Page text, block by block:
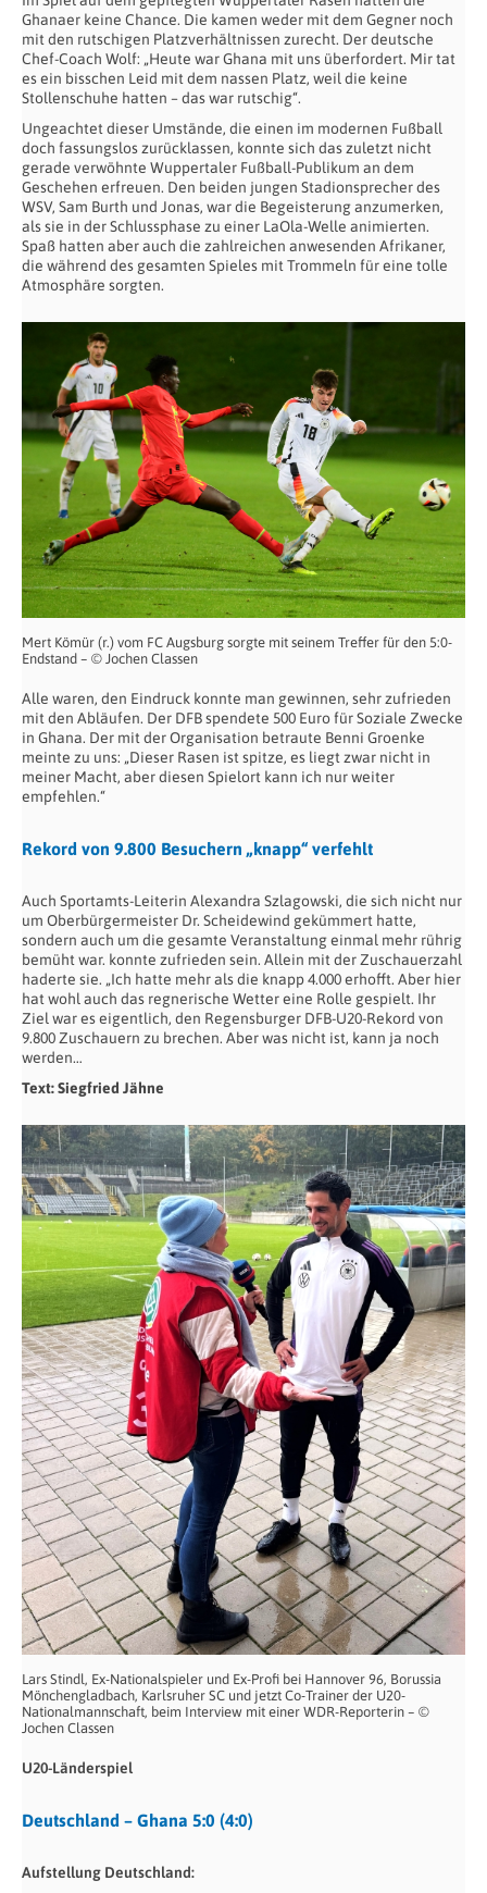
Ghanaer keine Chance. Die kamen weder mit dem Gegner noch
mit den rutschigen Platzverhältnissen zurecht. Der deutsche
Chef-Coach Wolf: „Heute war Ghana mit uns überfordert. Mir tat
es ein bisschen Leid mit dem nassen Platz, weil die keine
Stollenschuhe hatten – das war rutschig“.
Ungeachtet dieser Umstände, die einen im modernen Fußball
doch fassungslos zurücklassen, konnte sich das zuletzt nicht
gerade verwöhnte Wuppertaler Fußball-Publikum an dem
Geschehen erfreuen. Den beiden jungen Stadionsprecher des
WSV, Sam Burth und Jonas, war die Begeisterung anzumerken,
als sie in der Schlussphase zu einer LaOla-Welle animierten.
Spaß hatten aber auch die zahlreichen anwesenden Afrikaner,
die während des gesamten Spieles mit Trommeln für eine tolle
Atmosphäre sorgten.
Mert Kömür (r.) vom FC Augsburg sorgte mit seinem Treffer für den 5:0-
Endstand – © Jochen Classen
Alle waren, den Eindruck konnte man gewinnen, sehr zufrieden
mit den Abläufen. Der DFB spendete 500 Euro für Soziale Zwecke
in Ghana. Der mit der Organisation betraute Benni Groenke
meinte zu uns: „Dieser Rasen ist spitze, es liegt zwar nicht in
meiner Macht, aber diesen Spielort kann ich nur weiter
empfehlen.“
Rekord von 9.800 Besuchern „knapp“ verfehlt
Auch Sportamts-Leiterin Alexandra Szlagowski, die sich nicht nur
um Oberbürgermeister Dr. Scheidewind gekümmert hatte,
sondern auch um die gesamte Veranstaltung einmal mehr rührig
bemüht war. konnte zufrieden sein. Allein mit der Zuschauerzahl
haderte sie. „Ich hatte mehr als die knapp 4.000 erhofft. Aber hier
hat wohl auch das regnerische Wetter eine Rolle gespielt. Ihr
Ziel war es eigentlich, den Regensburger DFB-U20-Rekord von
9.800 Zuschauern zu brechen. Aber was nicht ist, kann ja noch
werden…
Text: Siegfried Jähne
Lars Stindl, Ex-Nationalspieler und Ex-Profi bei Hannover 96, Borussia
Mönchengladbach, Karlsruher SC und jetzt Co-Trainer der U20-
Nationalmannschaft, beim Interview mit einer WDR-Reporterin – ©
Jochen Classen
U20-Länderspiel
Deutschland – Ghana 5:0 (4:0)
Aufstellung Deutschland: